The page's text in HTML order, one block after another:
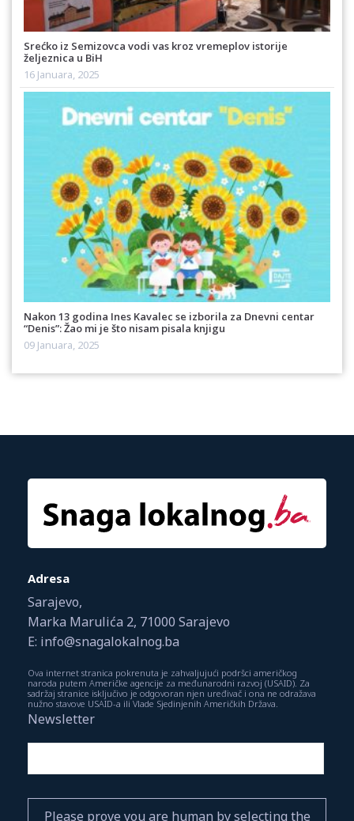
Srećko iz Semizovca vodi vas kroz vremeplov istorije
željeznica u BiH
16 Januara, 2025
Nakon 13 godina Ines Kavalec se izborila za Dnevni centar
“Denis”: Žao mi je što nisam pisala knjigu
09 Januara, 2025
Adresa
Sarajevo,
Marka Marulića 2, 71000 Sarajevo
E: info@snagalokalnog.ba
Ova internet stranica pokrenuta je zahvaljujući podršci američkog
naroda putem Američke agencije za međunarodni razvoj (USAID). Za
sadržaj stranice isključivo je odgovoran njen uređivač i ona ne odražava
nužno stavove USAID-a ili Vlade Sjedinjenih Američkih Država.
Newsletter
Please prove you are human by selecting the